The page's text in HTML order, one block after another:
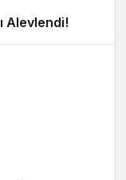
Alevlendi!